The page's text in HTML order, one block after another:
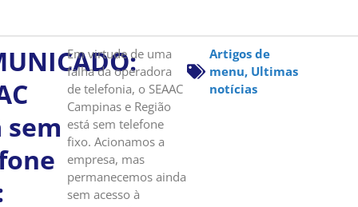
sem
Em virtude de uma
falha da operadora
de telefonia, o SEAAC
Campinas e Região
está sem telefone
fixo. Acionamos a
empresa, mas
permanecemos ainda
sem acesso à
Artigos de
menu, Ultimas
notícias